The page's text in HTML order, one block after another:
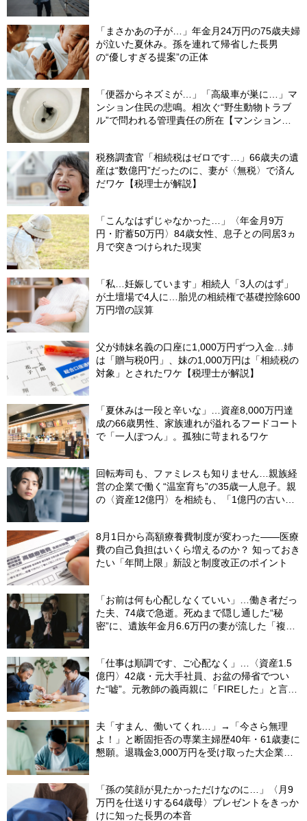
「まさかあの子が…」年金月24万円の75歳夫婦
が泣いた夏休み。孫を連れて帰省した長男
の“優しすぎる提案”の正体
「便器からネズミが…」「高級車が巣に…」マ
ンション住民の悲鳴。相次ぐ“野生動物トラブ
ル”で問われる管理責任の所在【マンション管
税務調査官「相続税はゼロです…」66歳夫の遺
産は“数億円”だったのに、妻が〈無税〉で済ん
だワケ【税理士が解説】
「こんなはずじゃなかった…」〈年金月9万
円・貯蓄50万円〉84歳女性、息子との同居3ヵ
月で突きつけられた現実
「私…妊娠しています」相続人「3人のはず」
が土壇場で4人に…胎児の相続権で基礎控除600
万円増の誤算
父が姉妹名義の口座に1,000万円ずつ入金…姉
は「贈与税0円」、妹の1,000万円は「相続税の
対象」とされたワケ【税理士が解説】
「夏休みは一段と辛いな」…資産8,000万円達
成の66歳男性、家族連れが溢れるフードコート
で「一人ぽつん」。孤独に苛まれるワケ
回転寿司も、ファミレスも知りません…親族経
営の企業で働く“温室育ち”の35歳一人息子。親
の〈資産12億円〉を相続も、「1億円の古いビ
8月1日から高額療養費制度が変わった――医療
費の自己負担はいくら増えるのか？ 知っておき
たい「年間上限」新設と制度改正のポイント
「お前は何も心配しなくていい」…働き者だっ
た夫、74歳で急逝。死ぬまで隠し通した“秘
密”に、遺族年金月6.6万円の妻が流した「複雑
「仕事は順調です、ご心配なく」…〈資産1.5
億円〉42歳・元大手社員、お盆の帰省でつい
た“嘘”。元教師の義両親に「FIREした」と言え
夫「すまん、働いてくれ…」→「今さら無理
よ！」と断固拒否の専業主婦歴40年・61歳妻に
懇願。退職金3,000万円を受け取った大企業元
「孫の笑顔が見たかっただけなのに…」〈月9
万円を仕送りする64歳母〉プレゼントをきっか
けに知った長男の本音